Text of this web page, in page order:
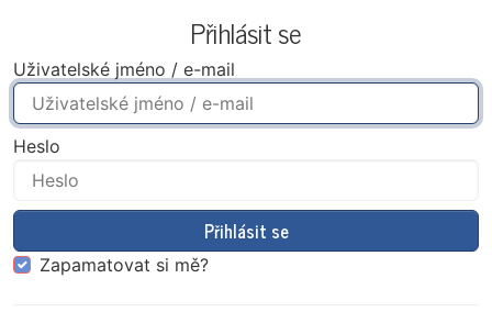
Přihlásit se
Uživatelské jméno / e-mail
Heslo
Přihlásit se
Zapamatovat si mě?